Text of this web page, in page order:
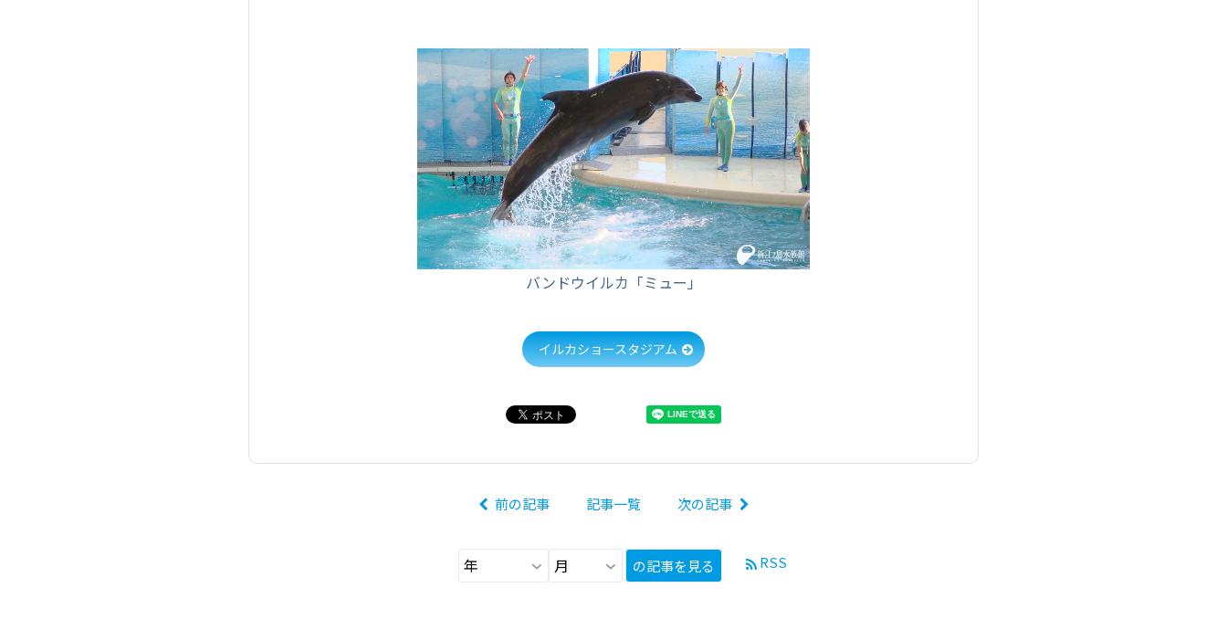
バンドウイルカ「ミュー」
イルカショースタジアム
前の記事 記事一覧 次の記事
の記事を見る RSS